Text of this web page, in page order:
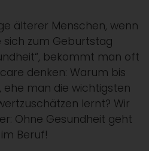
älterer Menschen, wenn
sich zum Geburtstag
bekommt man oft
denken: Warum bis
ehe man die wichtigsten
lernt? Wir
Ohne Gesundheit geht
Beruf!